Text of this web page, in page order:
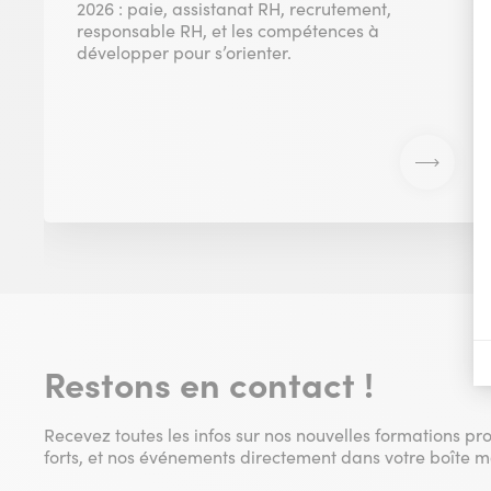
2026 : paie, assistanat RH, recrutement,
responsable RH, et les compétences à
développer pour s’orienter.
Restons en contact !
Recevez toutes les infos sur nos nouvelles formations
forts, et nos événements directement dans votre boîte